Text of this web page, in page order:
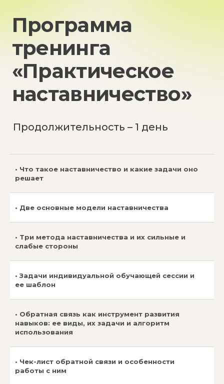
• Что такое наставничество и какие задачи оно
решает
• Две основные модели наставничества
• Три метода наставничества и их сильные и
слабые стороны
• Задачи индивидуальной обучающей сессии и
ее шаблон
• Обратная связь как инструмент развития
навыков: ее виды, их задачи и алгоритм
использования
• Чек-лист обратной связи и особенности
работы с ним